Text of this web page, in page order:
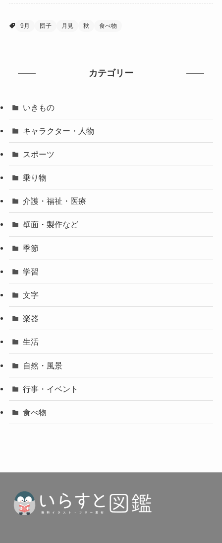
9月 団子 月見 秋 食べ物
カテゴリー
いきもの
キャラクター・人物
スポーツ
乗り物
介護・福祉・医療
壁面・製作など
季節
学習
文字
楽器
生活
自然・風景
行事・イベント
食べ物